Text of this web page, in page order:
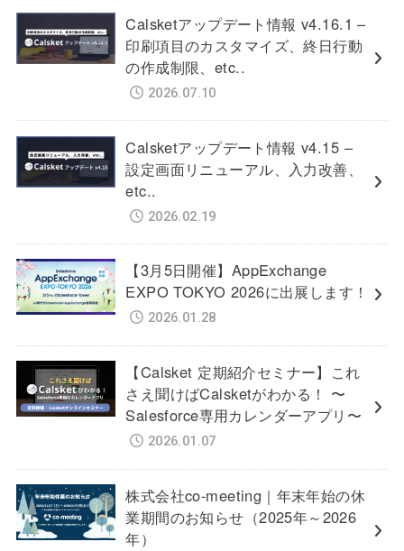
Calsketアップデート情報 v4.16.1 –
印刷項目のカスタマイズ、終日行動
の作成制限、etc..
2026.07.10
Calsketアップデート情報 v4.15 –
設定画面リニューアル、入力改善、
etc..
2026.02.19
【3月5日開催】AppExchange
EXPO TOKYO 2026に出展します！
2026.01.28
【Calsket 定期紹介セミナー】これ
さえ聞けばCalsketがわかる！ 〜
Salesforce専用カレンダーアプリ〜
2026.01.07
株式会社co-meeting｜年末年始の休
業期間のお知らせ（2025年～2026
年）